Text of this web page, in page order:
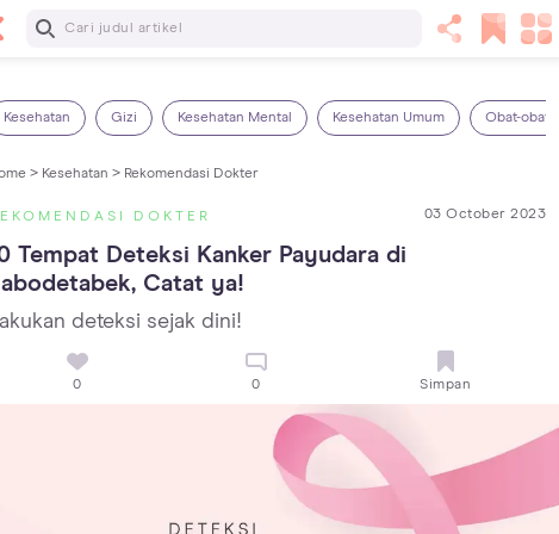
Baca Selanjutnya
Kesehatan Gizi Kesehatan Mental Kesehatan Umum Obat-obatan
> Kesehatan > Rekomendasi Dokter
DOKTER 03 October 2023
Tempat Deteksi Kanker Payudara di
Catat ya!
deteksi sejak dini!
0 0 Simpan